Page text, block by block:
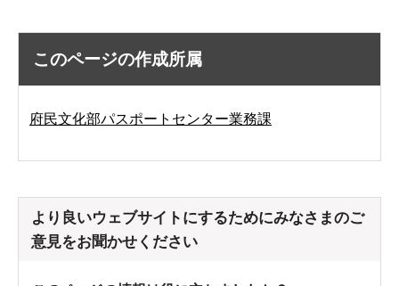
このページの作成所属
府民文化部パスポートセンター業務課
より良いウェブサイトにするためにみなさまのご
意見をお聞かせください